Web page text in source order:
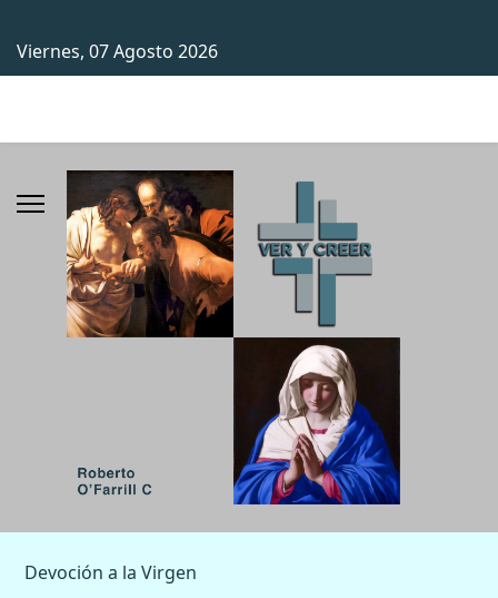
Viernes, 07 Agosto 2026
Devoción a la Virgen